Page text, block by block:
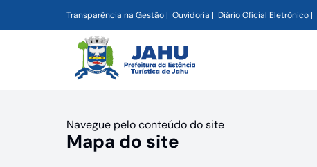
Transparência na Gestão Ouvidoria Diário Oficial Eletrônico
Navegue pelo conteúdo do site
Mapa do site